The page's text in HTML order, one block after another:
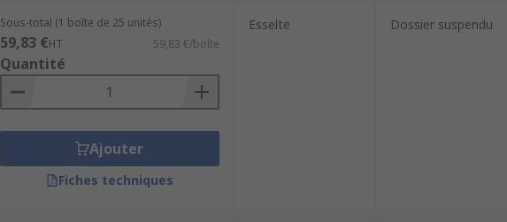
Sous-total (1 boîte de 25 unités)
59,83 €HT 59,83 €/boîte
Quantité
Ajouter
Fiches techniques
Esselte Dossier suspendu